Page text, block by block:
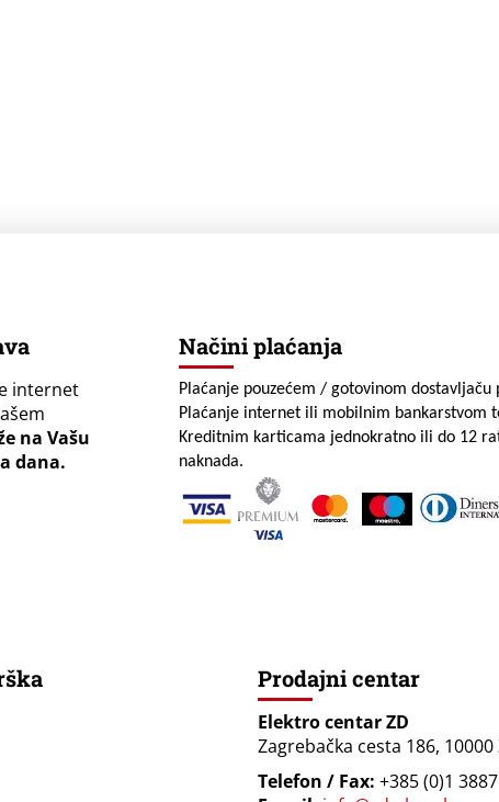
internet
na Vašu
dana.
Načini plaćanja
Plaćanje pouzećem / gotovinom
Plaćanje internet ili mobilnim bankarstvom
Kreditnim karticama jednokratno ili do 12
naknada.
Prodajni centar
Elektro centar ZD
Zagrebačka cesta 186, 10000
Telefon / Fax: +385 (0)1